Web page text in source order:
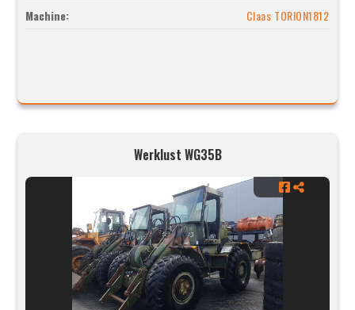
Machine:
Claas TORION1812
Werklust WG35B